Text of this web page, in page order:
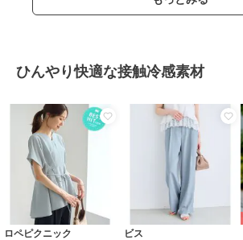
ひんやり快適な接触冷感素材
ロペピクニック ビス